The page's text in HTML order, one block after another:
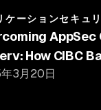
ケーションセキュ
AppSec
How CIBC
and
3月20日